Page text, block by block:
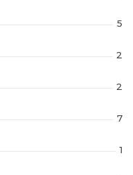
5
2
2
7
1